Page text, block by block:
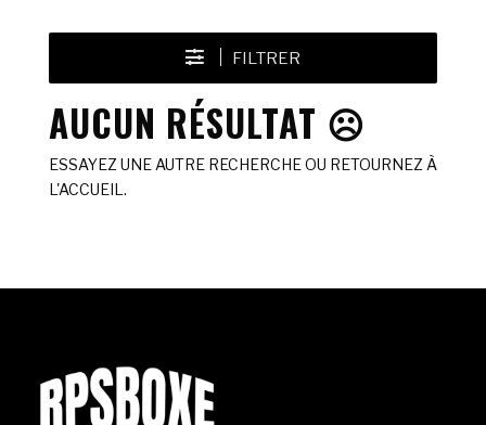
FILTRER
AUCUN RÉSULTAT ☹️
ESSAYEZ UNE AUTRE RECHERCHE OU RETOURNEZ À
L'ACCUEIL.